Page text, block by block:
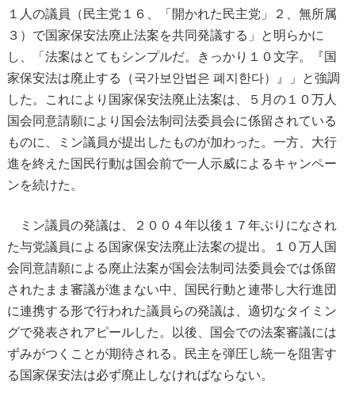
１人の議員（民主党１６、「開かれた民主党」２、無所属
３）で国家保安法廃止法案を共同発議する」と明らかに
し、「法案はとてもシンプルだ。きっかり１０文字。『国
家保安法は廃止する（국가보안법은 폐지한다）』」と強調
した。これにより国家保安法廃止法案は、５月の１０万人
国会同意請願により国会法制司法委員会に係留されている
ものに、ミン議員が提出したものが加わった。一方、大行
進を終えた国民行動は国会前で一人示威によるキャンペー
ンを続けた。
ミン議員の発議は、２００４年以後１７年ぶりになされ
た与党議員による国家保安法廃止法案の提出。１０万人国
会同意請願による廃止法案が国会法制司法委員会では係留
されたまま審議が進まない中、国民行動と連帯し大行進団
に連携する形で行われた議員らの発議は、適切なタイミン
グで発表されアピールした。以後、国会での法案審議には
ずみがつくことが期待される。民主を弾圧し統一を阻害す
る国家保安法は必ず廃止しなければならない。